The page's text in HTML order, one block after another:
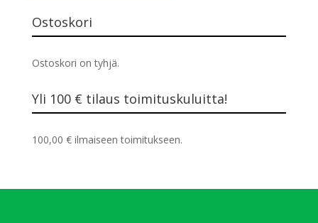
Ostoskori
Ostoskori on tyhjä.
Yli 100 € tilaus toimituskuluitta!
100,00 €ilmaiseen toimitukseen.